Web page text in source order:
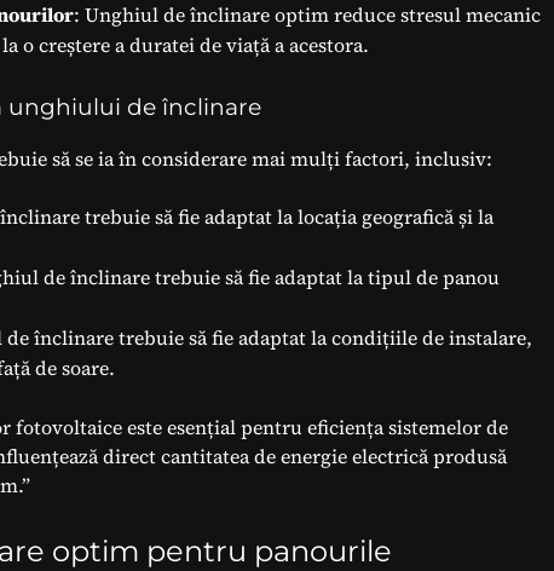
: Unghiul de înclinare optim reduce stresul mecanic
o creștere a duratei de viață a acestora.
unghiului de înclinare
să se ia în considerare mai mulți factori, inclusiv:
trebuie să fie adaptat la locația geografică și la
de înclinare trebuie să fie adaptat la tipul de panou
înclinare trebuie să fie adaptat la condițiile de instalare,
de soare.
este esențial pentru eficiența sistemelor de
direct cantitatea de energie electrică produsă
optim pentru panourile